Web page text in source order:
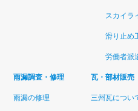
スカイラ
滑り止め
労働者派
雨漏調査・修理
雨漏の修理
瓦・部材販売
三州瓦につい